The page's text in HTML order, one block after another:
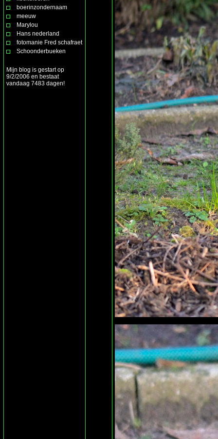
boerinzondernaam
meeuw
Marylou
Hans nederland
fotomanie Fred schafraet
Schoonderbueken
Mijn blog is gestart op
9/2/2006 en bestaat
vandaag 7483 dagen!